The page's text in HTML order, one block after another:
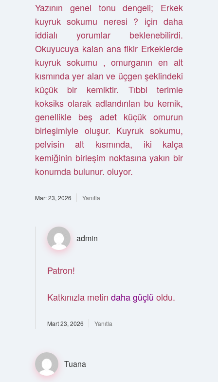
Yazının genel tonu dengeli; Erkek
kuyruk sokumu neresi ? için daha
iddialı yorumlar beklenebilirdi.
Okuyucuya kalan ana fikir Erkeklerde
kuyruk sokumu , omurganın en alt
kısmında yer alan ve üçgen şeklindeki
küçük bir kemiktir. Tıbbi terimle
koksiks olarak adlandırılan bu kemik,
genellikle beş adet küçük omurun
birleşimiyle oluşur. Kuyruk sokumu,
pelvisin alt kısmında, iki kalça
kemiğinin birleşim noktasına yakın bir
konumda bulunur. oluyor.
Mart 23, 2026 Yanıtla
admin
Patron!
Katkınızla metin daha güçlü oldu.
Mart 23, 2026 Yanıtla
Tuana